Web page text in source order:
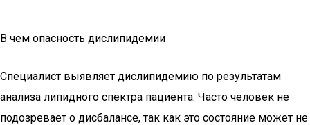
В чем опасность дислипидемии
Специалист выявляет дислипидемию по результатам
анализа липидного спектра пациента. Часто человек не
подозревает о дисбалансе, так как это состояние может не